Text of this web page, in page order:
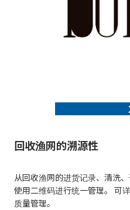
回收渔网的溯源性
从回收渔网的进货记录、清洗
使用二维码进行统一管理。 可
质量管理。